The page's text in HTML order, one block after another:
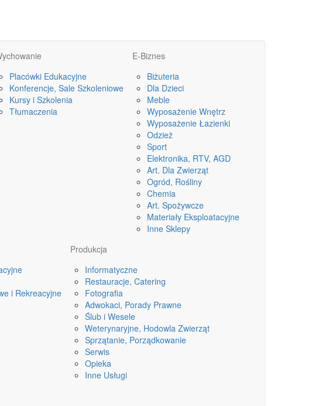
Placówki Edukacyjne
Konferencje, Sale Szkoleniowe
Kursy i Szkolenia
Tłumaczenia
E-Biznes
Biżuteria
Dla Dzieci
Meble
Wyposażenie Wnętrz
Wyposażenie Łazienki
Odzież
Sport
Elektronika, RTV, AGD
Art. Dla Zwierząt
Ogród, Rośliny
Chemia
Art. Spożywcze
Materiały Eksploatacyjne
Inne Sklepy
i Rekreacyjne
Produkcja
Informatyczne
Restauracje, Catering
Fotografia
Adwokaci, Porady Prawne
Ślub i Wesele
Weterynaryjne, Hodowla Zwierząt
Sprzątanie, Porządkowanie
Serwis
Opieka
Inne Usługi